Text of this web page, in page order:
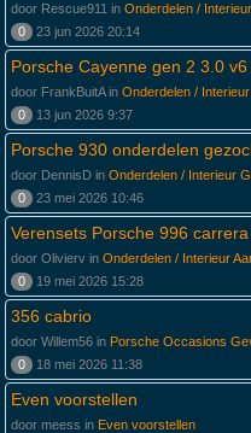
door Rescue911 in Onderdelen /
0
23 jun 2026 20:14
Porsche Cayenne gen 2 3.0
door FrankBuitA in Onderdelen /
0
13 jun 2026 9:37
Porsche 930 onderdelen
door DennisD in Onderdelen / Interieur
0
23 mei 2026 10:46
Verensets Porsche 996
door Olivierv in Onderdelen / Interieur
0
19 mei 2026 15:28
356 cabrio
door Willem56 in Porsche Occasions
0
18 mei 2026 11:38
Even voorstellen
door meess in Even voorstellen